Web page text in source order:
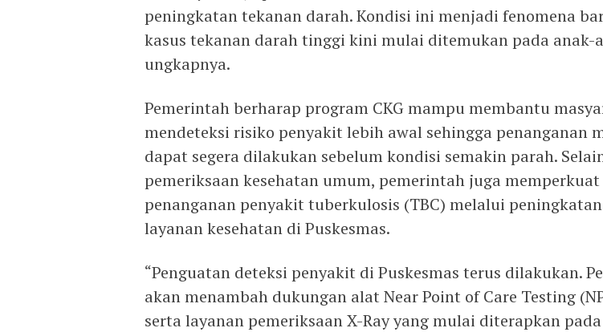
peningkatan tekanan darah. Kondisi ini menjadi fenomena
kasus tekanan darah tinggi kini mulai ditemukan pada anak-
ungkapnya.
Pemerintah berharap program CKG mampu membantu
mendeteksi risiko penyakit lebih awal sehingga penanganan
dapat segera dilakukan sebelum kondisi semakin parah.
pemeriksaan kesehatan umum, pemerintah juga memperkuat
penanganan penyakit tuberkulosis (TBC) melalui
layanan kesehatan di Puskesmas.
“Penguatan deteksi penyakit di Puskesmas terus dilakukan.
akan menambah dukungan alat Near Point of Care Testing
serta layanan pemeriksaan X-Ray yang mulai diterapkan